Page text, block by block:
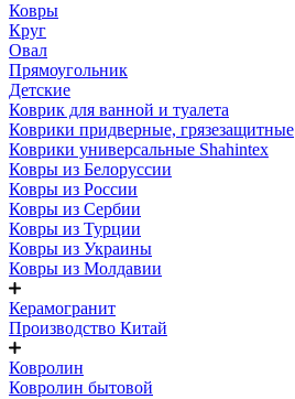
Ковры
Круг
Овал
Прямоугольник
Детские
Коврик для ванной и туалета
Коврики придверные, грязезащитные
Коврики универсальные Shahintex
Ковры из Белоруссии
Ковры из России
Ковры из Сербии
Ковры из Турции
Ковры из Украины
Ковры из Молдавии
Керамогранит
Производство Китай
Ковролин
Ковролин бытовой